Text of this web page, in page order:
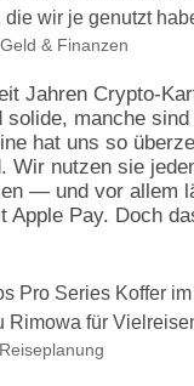
die wir je genutzt
Geld & Finanzen
Jahren Crypto-
solide, manche
hat uns so
Wir nutzen sie
— und vor allem
Apple Pay. Doch
Pro Series Koffer
Rimowa für
Reiseplanung